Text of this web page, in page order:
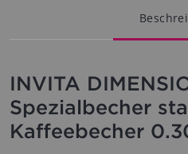
INVITA
Spezialbecher
Kaffeebecher